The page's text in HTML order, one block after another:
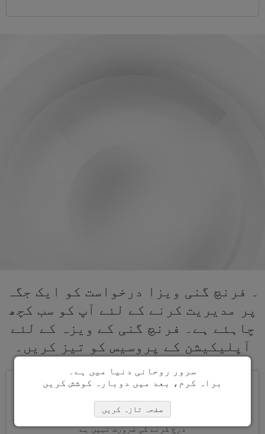
۔ فرنچ گنی ویزا درخواست کو ایک جگہ
پر مدیریت کرنے کے لئے آپ کو سب کچھ
چاہئے ہے۔ فرنچ گنی کے ویزہ کے لئے
آپلیکیشن کے پروسیس کو تیز کریں۔
ایک ساتھ کئی ویزے درخواست کریںخود بخود، تکراری معلومات
درج کرنے کی ضرورت نہیں ہے
سرور روحانی دنیا میں ہے۔
براہ کرم، بعد میں دوبارہ کوشش کریں
صفحہ تازہ کریں